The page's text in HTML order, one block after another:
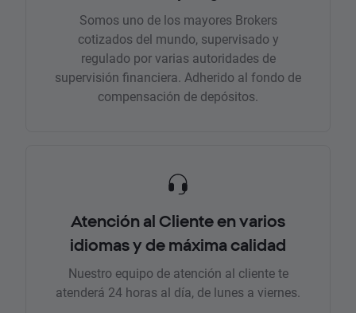
Somos uno de los mayores Brokers
cotizados del mundo, supervisado y
regulado por varias autoridades de
supervisión financiera. Adherido al fondo de
compensación de depósitos.
Atención al Cliente en varios
idiomas y de máxima calidad
Nuestro equipo de atención al cliente te
atenderá 24 horas al día, de lunes a viernes.